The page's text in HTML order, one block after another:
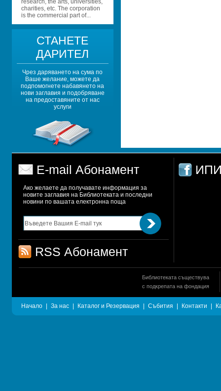
research, the arts, universities,
charities, etc. The corporation
is the commercial part of...
СТАНЕТЕ
ДАРИТЕЛ
Чрез даряването на сума по
Ваше желание, можете да
подпомогнете набавянето на
нови заглавия и подобряване
на предоставяните от нас
услуги
E-mail Абонамент
Ако желаете да получавате информация за
новите заглавия на Библиотеката и последни
новини по вашата електронна поща
RSS Абонамент
ИПИ
Библиотеката съществува
с подкрепата на фондация
Начало За нас Каталог и Резервация Събития Контакти